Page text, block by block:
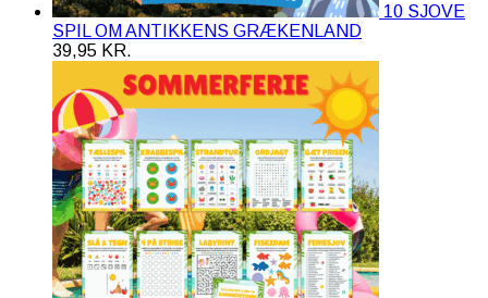
10 SJOVE
SPIL OM ANTIKKENS GRÆKENLAND
39,95 KR.